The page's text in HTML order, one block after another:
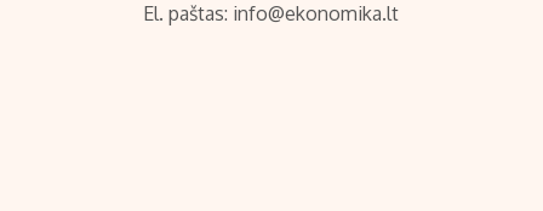
El. paštas: info@ekonomika.lt